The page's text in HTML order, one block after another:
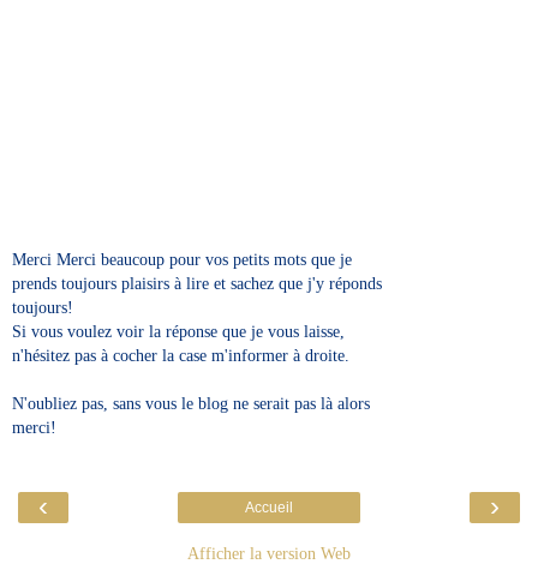
Merci Merci beaucoup pour vos petits mots que je
prends toujours plaisirs à lire et sachez que j'y réponds
toujours!
Si vous voulez voir la réponse que je vous laisse,
n'hésitez pas à cocher la case m'informer à droite.
N'oubliez pas, sans vous le blog ne serait pas là alors
merci!
‹ ›
Accueil
Afficher la version Web